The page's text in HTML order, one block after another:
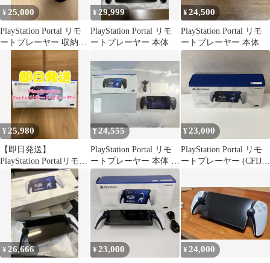
¥ 25,000
PlayStation Portal リモ
ートプレーヤー 収納ケ
ースセット
¥ 29,999
PlayStation Portal リモ
ートプレーヤー 本体
¥24,500
PlayStation Portal リモ
ートプレーヤー 本体
¥ 25,980
【即日発送】
PlayStation Portalリモー
トプレーヤー
¥24,555
PlayStation Portal リモ
ートプレーヤー 本体 ブ
ラック
¥23,000
PlayStation Portal リモ
ートプレーヤー (CFIJ-
¥ 26,666 ¥23,000 ¥ 24,000